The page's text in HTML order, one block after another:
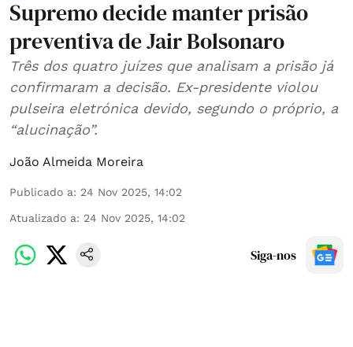
Supremo decide manter prisão
preventiva de Jair Bolsonaro
Três dos quatro juízes que analisam a prisão já
confirmaram a decisão. Ex-presidente violou
pulseira eletrónica devido, segundo o próprio, a
“alucinação”.
João Almeida Moreira
Publicado a: 24 Nov 2025, 14:02
Atualizado a: 24 Nov 2025, 14:02
Siga-nos